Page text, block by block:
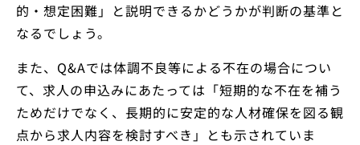
的・想定困難」と説明できるかどうかが判断の基準と
なるでしょう。
また、Q&Aでは体調不良等による不在の場合につい
て、求人の申込みにあたっては「短期的な不在を補う
ためだけでなく、長期的に安定的な人材確保を図る観
点から求人内容を検討すべき」とも示されていま